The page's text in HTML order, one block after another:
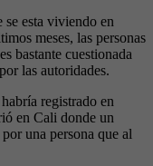
se esta viviendo en
meses, las personas
bastante cuestionada
las autoridades.
registrado en
en Cali donde un
una persona que al